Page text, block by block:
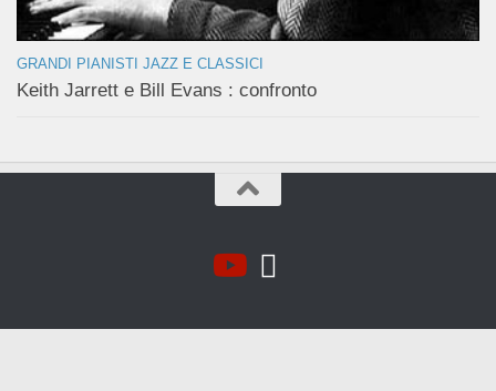
GRANDI PIANISTI JAZZ E CLASSICI
Keith Jarrett e Bill Evans : confronto